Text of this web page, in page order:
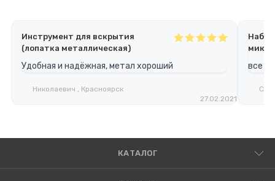
Инструмент для вскрытия
(лопатка металлическая)
Удобная и надёжная, метал хороший
Николаевич , Красноярск
27.02.2021
все
КАТАЛОГ